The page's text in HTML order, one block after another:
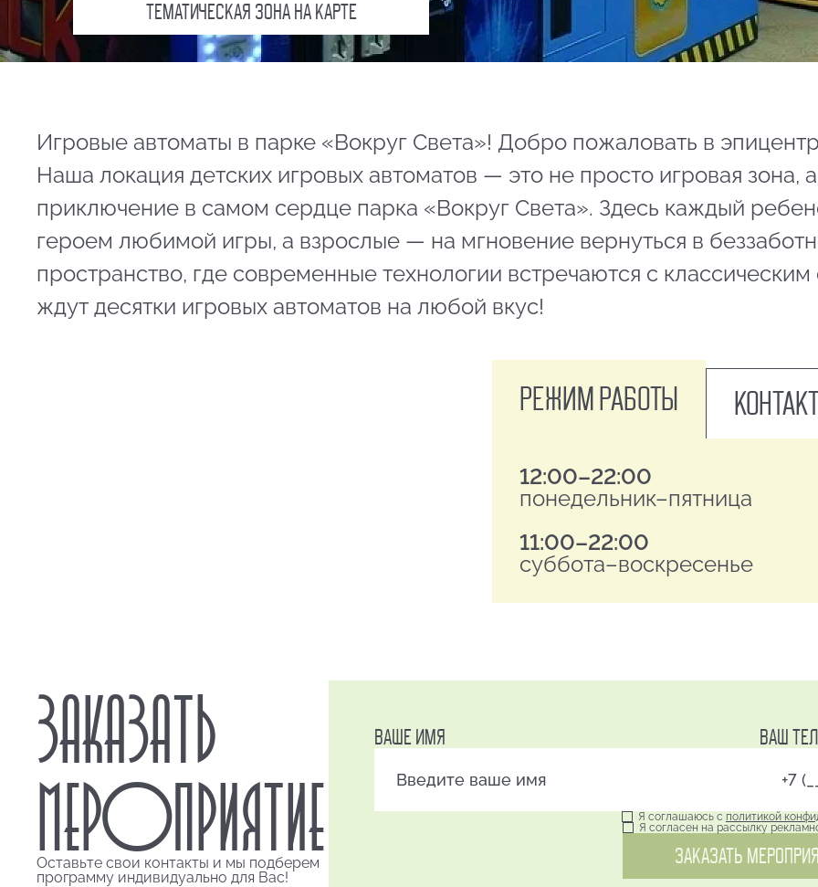
ТЕМАТИЧЕСКАЯ ЗОНА НА КАРТЕ
Игровые автоматы в парке «Вокруг Света»! Добро пожаловать в
Наша локация детских игровых автоматов — это не просто игровая зона,
приключение в самом сердце парка «Вокруг Света». Здесь каждый
героем любимой игры, а взрослые — на мгновение вернуться в
пространство, где современные технологии встречаются с
ждут десятки игровых автоматов на любой вкус!
Режим работы
12:00–22:00
понедельник–пятница
11:00–22:00
суббота–воскресенье
ЗАКАЗАТЬ
МЕРОПРИЯТИЕ
Оставьте свои контакты и мы подберем
программу индивидуально для Вас!
ВАШЕ ИМЯ ВАШ
Я соглашаюсь с политикой
Я согласен на рассылку
ЗАКАЗАТЬ